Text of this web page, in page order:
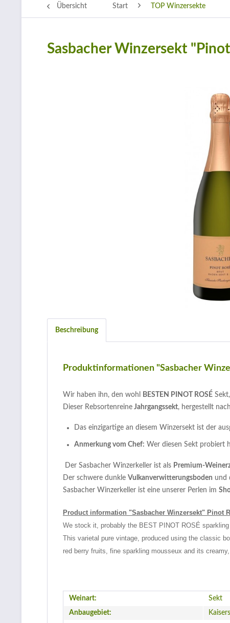
Übersicht Start TOP Winzersekte
Sasbacher Winzersekt
Beschreibung
Produktinformationen "Sasbacher
Wir haben ihn, den wohl BESTEN PINOT ROSÉ
Dieser Rebsortenreine Jahrgangssekt, hergestellt
Das einzigartige an diesem Winzersekt ist der
Anmerkung vom Chef: Wer diesen Sekt probiert
Der Sasbacher Winzerkeller ist als Premium-
Der schwere dunkle Vulkanverwitterungsboden und
Sasbacher Winzerkeller ist eine unserer Perlen im
Product information "Sasbacher Winzersekt" Pinot
We stock it, probably the BEST PINOT ROSÉ
This varietal pure vintage, produced using the classic
red berry fruits, fine sparkling mousseux and its
Weinart:
Sekt
Anbaugebiet: